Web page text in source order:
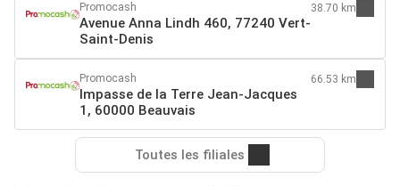
Promocash
Avenue Anna Lindh 460, 77240 Vert-
Saint-Denis
38.70 km
Promocash
Impasse de la Terre Jean-Jacques
1, 60000 Beauvais
66.53 km
Toutes les filiales